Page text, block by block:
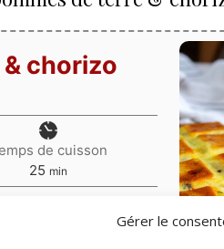
Gérer le
chorizo
de cuisson
25 minutes
min